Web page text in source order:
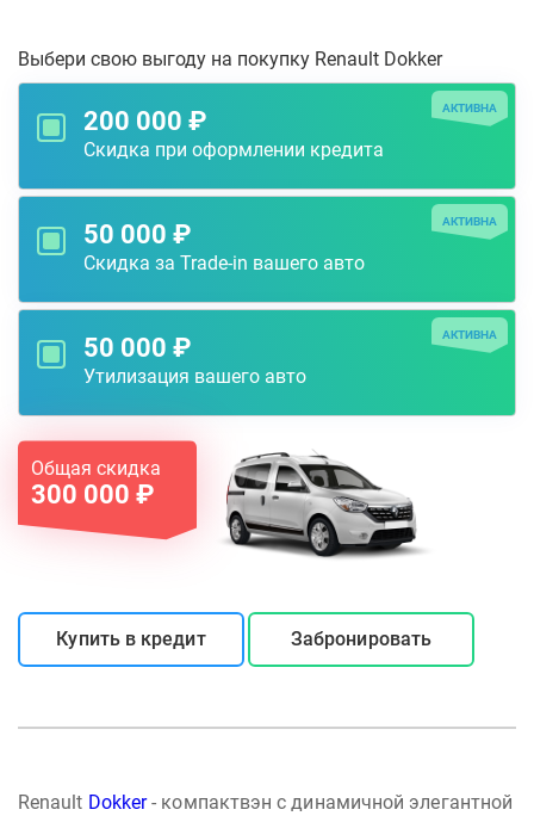
Выбери свою выгоду на покупку Renault Dokker
200 000 ₽
Скидка при оформлении кредита
АКТИВНА
50 000 ₽
Скидка за Trade-in вашего авто
АКТИВНА
50 000 ₽
Утилизация вашего авто
АКТИВНА
Общая скидка
300 000 ₽
Купить в кредит Забронировать
Renault Dokker- компактвэн с динамичной элегантной